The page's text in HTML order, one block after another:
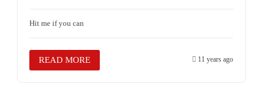
Hit me if you can
READ MORE 11 years ago